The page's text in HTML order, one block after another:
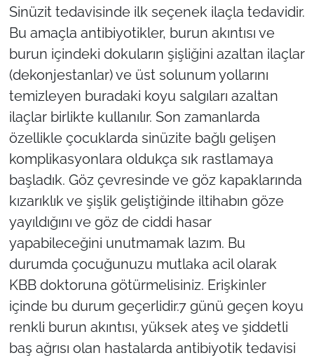
Sinüzit tedavisinde ilk seçenek ilaçla tedavidir.
Bu amaçla antibiyotikler, burun akıntısı ve
burun içindeki dokuların şişliğini azaltan ilaçlar
(dekonjestanlar) ve üst solunum yollarını
temizleyen buradaki koyu salgıları azaltan
ilaçlar birlikte kullanılır. Son zamanlarda
özellikle çocuklarda sinüzite bağlı gelişen
komplikasyonlara oldukça sık rastlamaya
başladık. Göz çevresinde ve göz kapaklarında
kızarıklık ve şişlik geliştiğinde iltihabın göze
yayıldığını ve göz de ciddi hasar
yapabileceğini unutmamak lazım. Bu
durumda çocuğunuzu mutlaka acil olarak
KBB doktoruna götürmelisiniz. Erişkinler
içinde bu durum geçerlidir.7 günü geçen koyu
renkli burun akıntısı, yüksek ateş ve şiddetli
baş ağrısı olan hastalarda antibiyotik tedavisi